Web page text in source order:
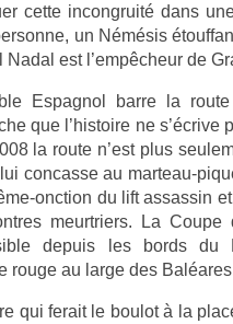
cette in­congruité dans
un Némésis
est l’empêcheur de
Es­pagnol barre la
que l’his­toire ne s’écrive
la route n’est plus
con­cas­se au marteau-
onction du lift as­sas­sin
meurtri­ers. La Coupe
de­puis les bords du
rouge au large des
qui ferait le boulot à la